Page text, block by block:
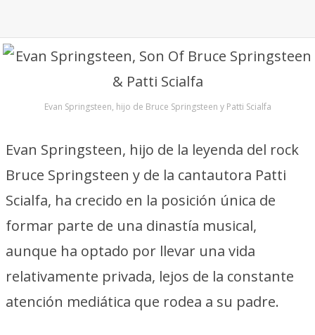
Evan Springsteen, hijo de Bruce Springsteen y Patti Scialfa
Evan Springsteen, hijo de la leyenda del rock
Bruce Springsteen y de la cantautora Patti
Scialfa, ha crecido en la posición única de
formar parte de una dinastía musical,
aunque ha optado por llevar una vida
relativamente privada, lejos de la constante
atención mediática que rodea a su padre.